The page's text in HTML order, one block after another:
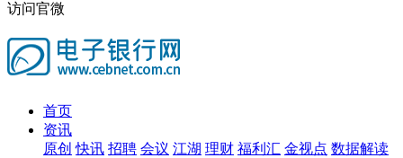
访问官微
首页
资讯
原创 快讯 招聘 会议 江湖 理财 福利汇 金视点 数据解读